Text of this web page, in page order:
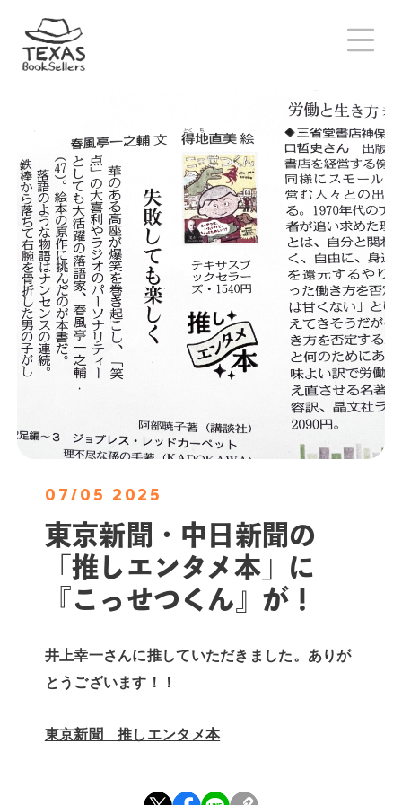
07/05 2025
東京新聞・中日新聞の
「推しエンタメ本」に
『こっせつくん』が！
井上幸一さんに推していただきました。ありが
とうございます！！
東京新聞 推しエンタメ本